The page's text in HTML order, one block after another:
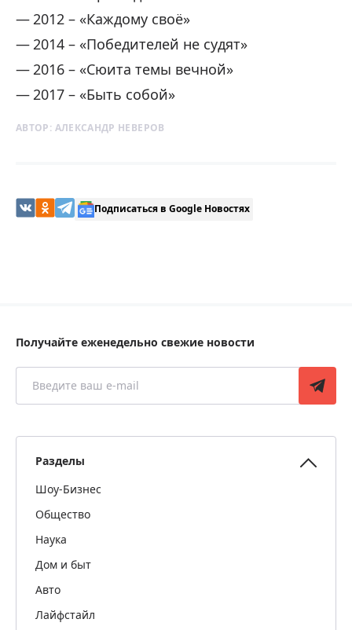
2012 – «Каждому своё»
2014 – «Победителей не судят»
2016 – «Сюита темы вечной»
2017 – «Быть собой»
АВТОР: АЛЕКСАНДР НЕВЕРОВ
Подписаться в Google Новостях
Получайте еженедельно свежие новости
Разделы
Шоу-Бизнес
Общество
Наука
Дом и быт
Авто
Лайфстайл